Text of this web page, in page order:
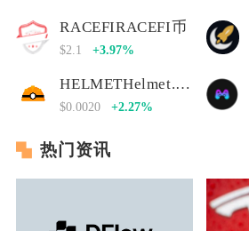
RACEFIRACEFI币
$2.1 +3.97%
HELMETHelmet.insure Governance Token
$0.0020 +2.27%
热门资讯